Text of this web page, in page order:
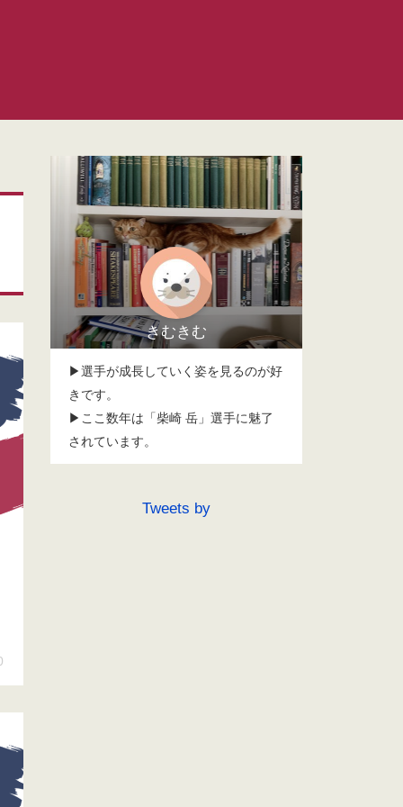
きむきむ
▶選手が成長していく姿を見るのが好
きです。
▶ここ数年は「柴崎 岳」選手に魅了
されています。
Tweets by